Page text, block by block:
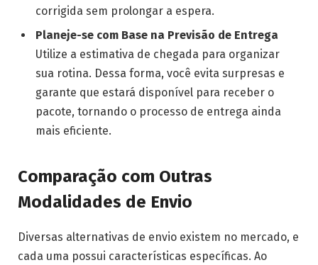
corrigida sem prolongar a espera.
Planeje-se com Base na Previsão de Entrega
Utilize a estimativa de chegada para organizar
sua rotina. Dessa forma, você evita surpresas e
garante que estará disponível para receber o
pacote, tornando o processo de entrega ainda
mais eficiente.
Comparação com Outras
Modalidades de Envio
Diversas alternativas de envio existem no mercado, e
cada uma possui características específicas. Ao